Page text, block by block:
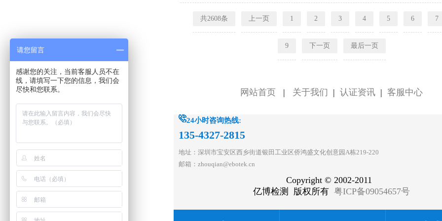
共2608条 上一页 1 2 3 4 5 6 7
9 下一页 最后一页
网站首页 | 关于我们 | 认证资讯 | 客服中心
24小时咨询热线:
135-4327-2815
地址：深圳市宝安区西乡街道银田工业区侨鸿盛文化创意园A栋219-220
邮箱：zhouqian@ebotek.cn
Copyright © 2002-2011
亿博检测 版权所有 粤ICP备09054657号
请您留言
感谢您的关注，当前客服人员不在
线，请填写一下您的信息，我们会
尽快和您联系。